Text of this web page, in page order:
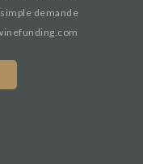
demande